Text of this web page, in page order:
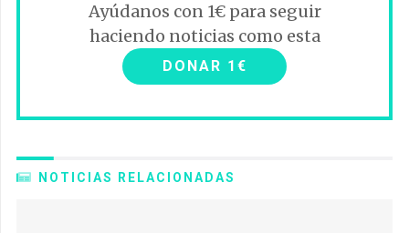
Ayúdanos con 1€ para seguir
haciendo noticias como esta
DONAR 1€
NOTICIAS RELACIONADAS